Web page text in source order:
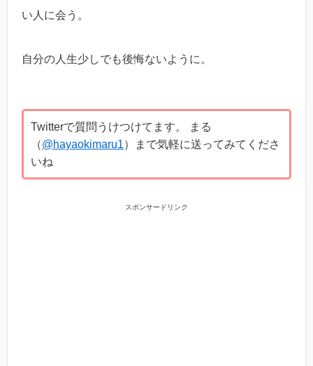
い人に会う。
自分の人生少しでも後悔ないように。
Twitterで質問うけつけてます。 まる
（@hayaokimaru1）まで気軽に送ってみてくださ
いね
スポンサードリンク